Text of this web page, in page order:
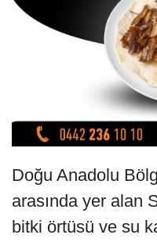
Doğu Anadolu
arasında yer alan
bitki örtüsü ve su